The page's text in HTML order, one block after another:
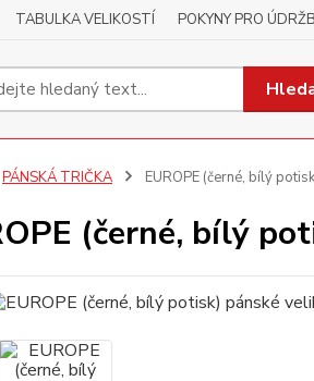
TABULKA VELIKOSTÍ POKYNY PRO
PÁNSKÁ TRIČKA EUROPE (černé, bílý
(černé, bílý